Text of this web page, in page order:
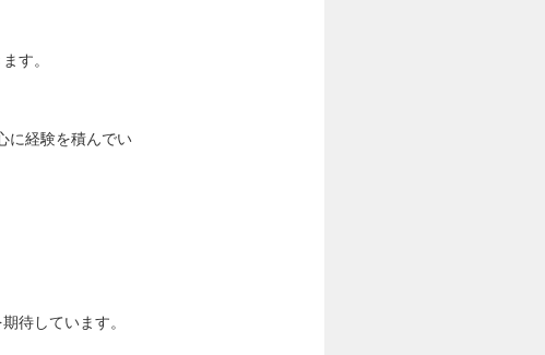
す。
に経験を積んでい
待しています。